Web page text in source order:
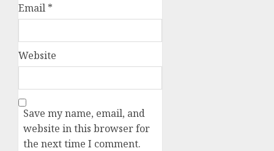
Email *
Website
Save my name, email, and
website in this browser for
the next time I comment.